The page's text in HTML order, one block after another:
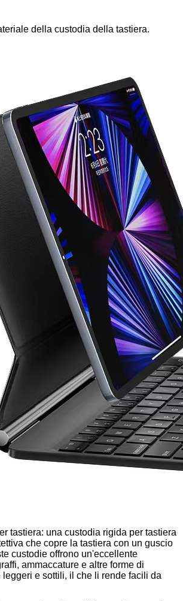
della custodia della tastiera.
tastiera: una custodia rigida per tastiera
che copre la tastiera con un guscio
custodie offrono un'eccellente
ammaccature e altre forme di
e sottili, il che li rende facili da